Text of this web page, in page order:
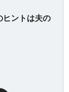
ヒントは夫の